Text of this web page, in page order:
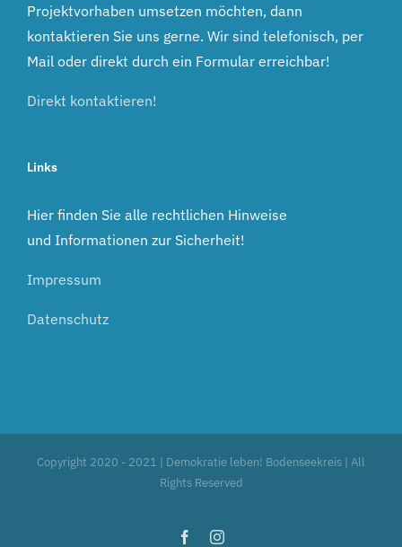
Projektvorhaben umsetzen möchten, dann
kontaktieren Sie uns gerne. Wir sind telefonisch, per
Mail oder direkt durch ein Formular erreichbar!
Direkt kontaktieren!
Links
Hier finden Sie alle rechtlichen Hinweise
und Informationen zur Sicherheit!
Impressum
Datenschutz
Copyright 2020 - 2021 | Demokratie leben! Bodenseekreis | All
Rights Reserved
FacebookInstagram